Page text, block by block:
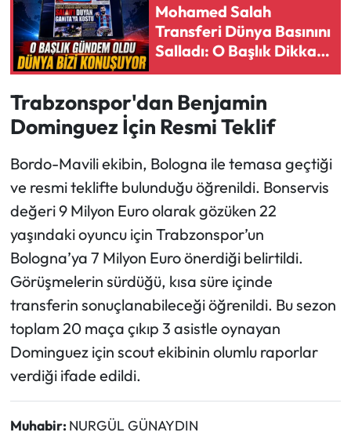
Mohamed Salah
Transferi Dünya Basınını
Salladı: O Başlık Dikkat
Çekti
Trabzonspor'dan Benjamin
Dominguez İçin Resmi Teklif
Bordo-Mavili ekibin, Bologna ile temasa geçtiği
ve resmi teklifte bulunduğu öğrenildi. Bonservis
değeri 9 Milyon Euro olarak gözüken 22
yaşındaki oyuncu için Trabzonspor’un
Bologna’ya 7 Milyon Euro önerdiği belirtildi.
Görüşmelerin sürdüğü, kısa süre içinde
transferin sonuçlanabileceği öğrenildi. Bu sezon
toplam 20 maça çıkıp 3 asistle oynayan
Dominguez için scout ekibinin olumlu raporlar
verdiği ifade edildi.
Muhabir: NURGÜL GÜNAYDIN